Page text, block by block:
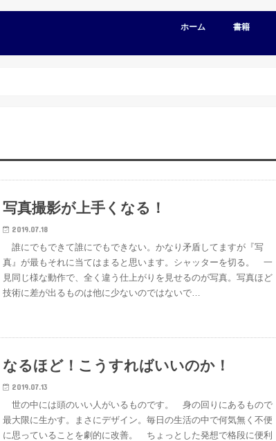
ホーム 書籍
写真撮影が上手くなる！
2019.07.18
誰にでもできて誰にでもできない。かなり矛盾してますが『写
真』が最もそれに当てはまると思います。シャッターを切る。 一
見同じ様な動作で、全く違う仕上がりを見せるのが写真。写真ほど
技術に差が出るものは他に少ないのではないで…
なるほど！こうすればいいのか！
2019.07.13
世の中には頭のいい人がいるものです。 身の回りにあるもので
最大限に生かす。まさにデザイン。毎日の生活の中で何気無く不便
に思っていることを劇的に改善。 ちょっとした発想で格段に便利